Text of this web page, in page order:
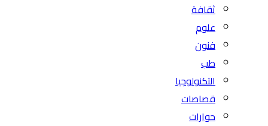
ثقافة
علوم
فنون
طب
التكنولوجيا
قصاصات
حوارات